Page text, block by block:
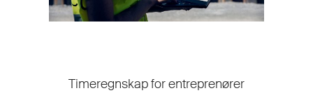
Timeregnskap for entreprenører